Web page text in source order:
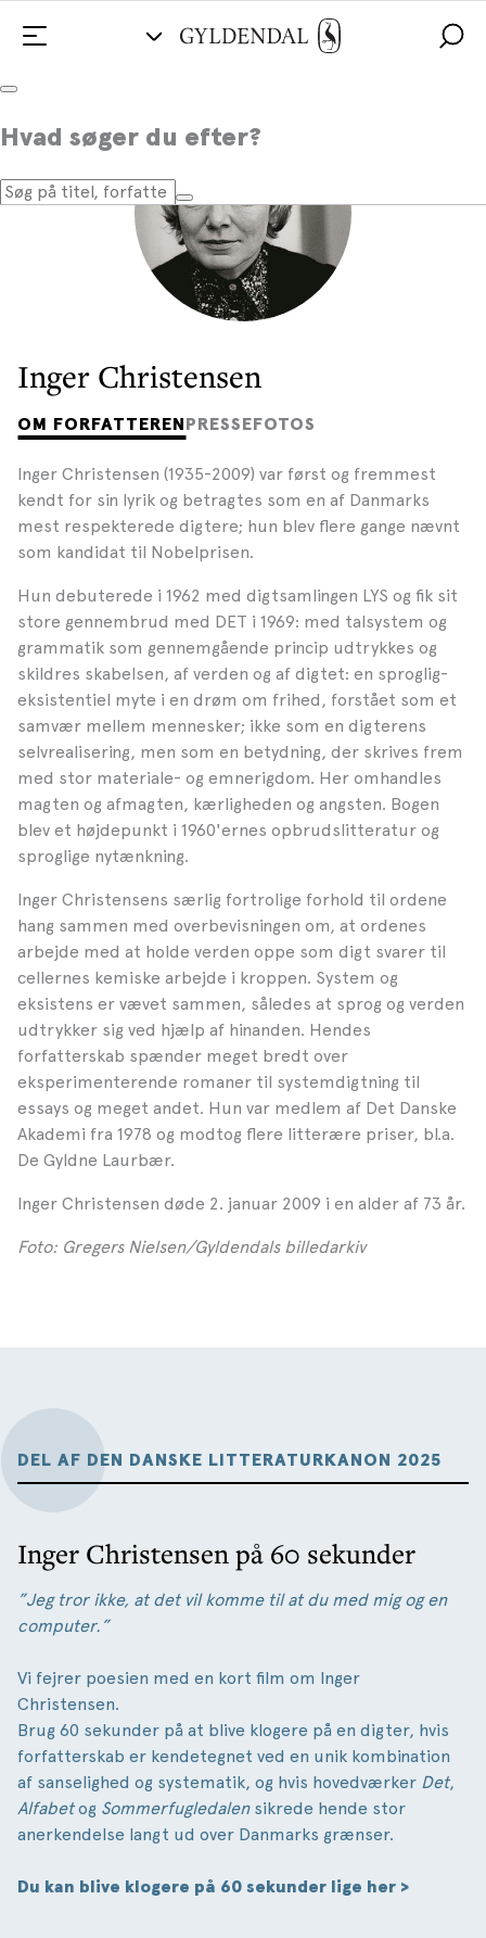
Hvad søger du efter?
Inger Christensen
OM FORFATTERENPRESSEFOTOS
Inger Christensen (1935-2009) var først og fremmest
kendt for sin lyrik og betragtes som en af Danmarks
mest respekterede digtere; hun blev flere gange nævnt
som kandidat til Nobelprisen.
Hun debuterede i 1962 med digtsamlingen LYS og fik sit
store gennembrud med DET i 1969: med talsystem og
grammatik som gennemgående princip udtrykkes og
skildres skabelsen, af verden og af digtet: en sproglig-
eksistentiel myte i en drøm om frihed, forstået som et
samvær mellem mennesker; ikke som en digterens
selvrealisering, men som en betydning, der skrives frem
med stor materiale- og emnerigdom. Her omhandles
magten og afmagten, kærligheden og angsten. Bogen
blev et højdepunkt i 1960'ernes opbrudslitteratur og
sproglige nytænkning.
Inger Christensens særlig fortrolige forhold til ordene
hang sammen med overbevisningen om, at ordenes
arbejde med at holde verden oppe som digt svarer til
cellernes kemiske arbejde i kroppen. System og
eksistens er vævet sammen, således at sprog og verden
udtrykker sig ved hjælp af hinanden. Hendes
forfatterskab spænder meget bredt over
eksperimenterende romaner til systemdigtning til
essays og meget andet. Hun var medlem af Det Danske
Akademi fra 1978 og modtog flere litterære priser, bl.a.
De Gyldne Laurbær.
Inger Christensen døde 2. januar 2009 i en alder af 73 år.
Foto: Gregers Nielsen/Gyldendals billedarkiv
DEL AF DEN DANSKE LITTERATURKANON 2025
Inger Christensen på 60 sekunder
”Jeg tror ikke, at det vil komme til at du med mig og en
computer.”
Vi fejrer poesien med en kort film om Inger
Christensen.
Brug 60 sekunder på at blive klogere på en digter, hvis
forfatterskab er kendetegnet ved en unik kombination
af sanselighed og systematik, og hvis hovedværker Det,
Alfabetog Sommerfugledalen sikrede hende stor
anerkendelse langt ud over Danmarks grænser.
Du kan blive klogere på 60 sekunder lige her >